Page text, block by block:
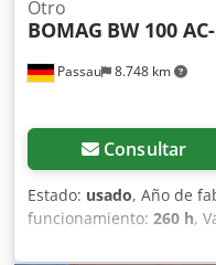
Passau 8.748 km
Otro
BOMAG BW 100
Consultar
Estado: usado, Año de
funcionamiento: 260 h,
como nuevo): Muy bien.